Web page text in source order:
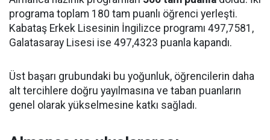
programa toplam 180 tam puanlı öğrenci yerleşti.
Kabataş Erkek Lisesinin İngilizce programı 497,7581,
Galatasaray Lisesi ise 497,4323 puanla kapandı.
Üst başarı grubundaki bu yoğunluk, öğrencilerin daha
alt tercihlere doğru yayılmasına ve taban puanların
genel olarak yükselmesine katkı sağladı.